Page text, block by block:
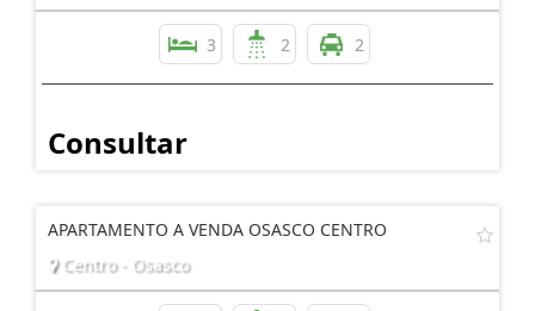
3 2 2
Consultar
APARTAMENTO A VENDA OSASCO CENTRO
Centro - Osasco